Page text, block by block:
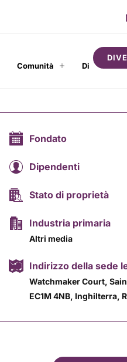
Comunità Di
Fondato
Dipendenti
Stato di proprietà
Industria primaria
Altri media
Indirizzo della sede
Watchmaker Court,
EC1M 4NB, Inghilterra,